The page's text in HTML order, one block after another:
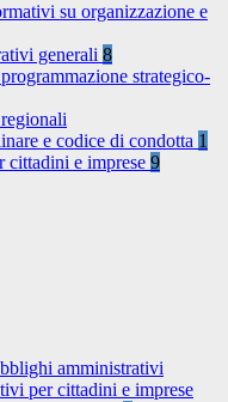
su organizzazione e
generali 8
strategico-
e codice di condotta 1
cittadini e imprese 9
amministrativi
per cittadini e imprese